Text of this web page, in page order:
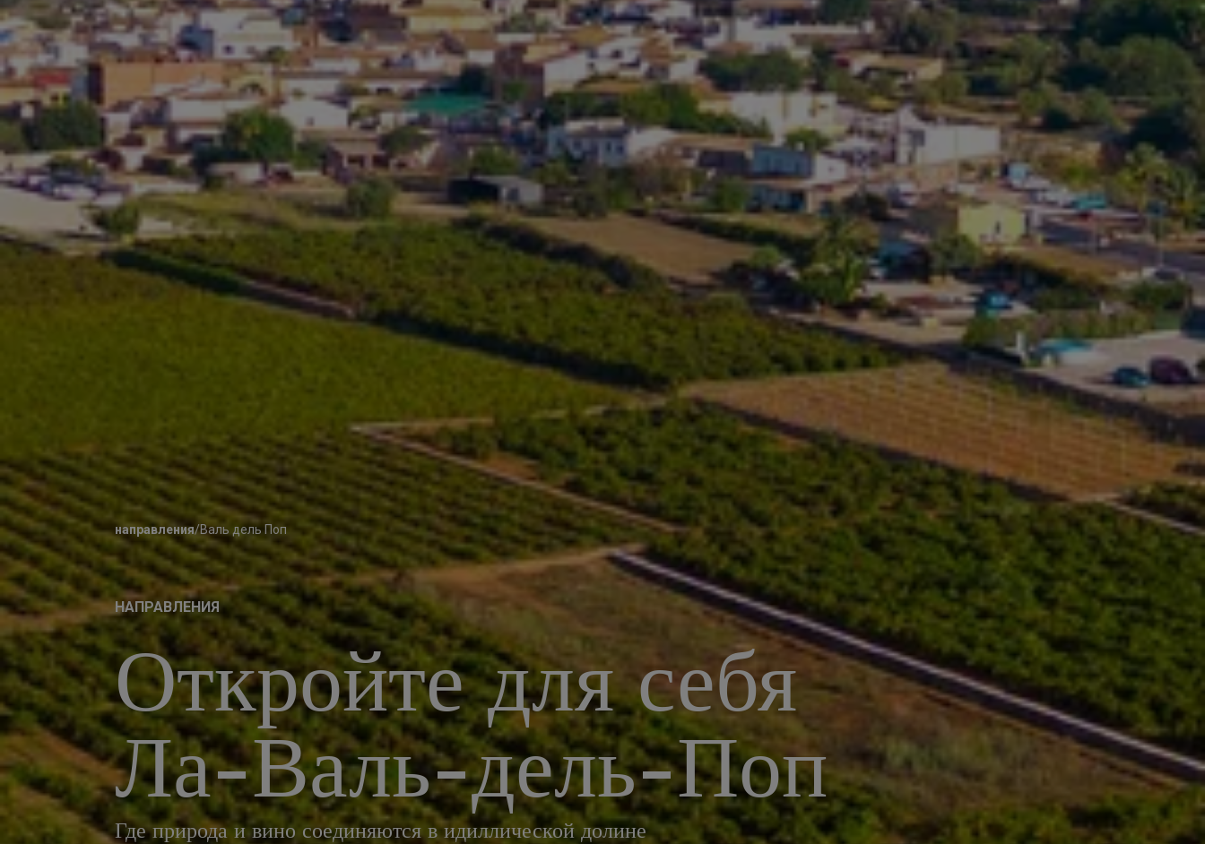
направления/Валь дель Поп
НАПРАВЛЕНИЯ
Откройте для себя
Ла-Валь-дель-Поп
Где природа и вино соединяются в идиллической долине